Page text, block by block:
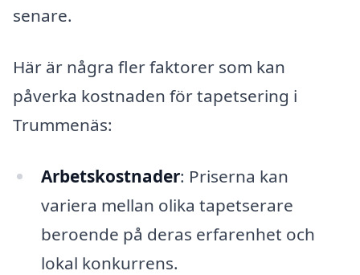
senare.
Här är några fler faktorer som kan
påverka kostnaden för tapetsering i
Trummenäs:
Arbetskostnader: Priserna kan
variera mellan olika tapetserare
beroende på deras erfarenhet och
lokal konkurrens.